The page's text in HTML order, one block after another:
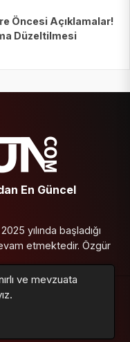
Öncesi Açıklamalar!
Düzeltilmesi
En Güncel
yılında başladığı
etmektedir. Özgür
ve mevzuata